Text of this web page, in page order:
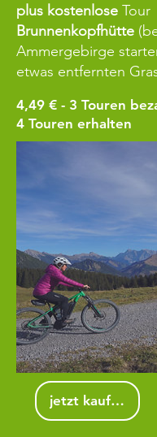
plus kostenlose Tour
Brunnenkopfhütte
Ammergebirge
etwas entfernten
4,49 € - 3 Touren
4 Touren erhalten
jetzt kaufen